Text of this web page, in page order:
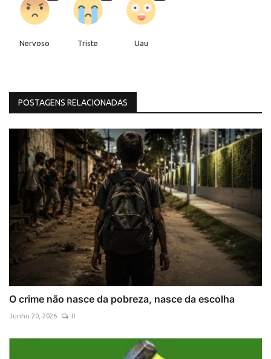
Nervoso Triste Uau
POSTAGENS RELACIONADAS
O crime não nasce da pobreza, nasce da escolha
Junho 20, 2026 0